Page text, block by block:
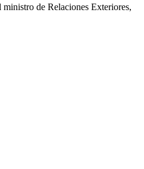
de Relaciones Exteriores,